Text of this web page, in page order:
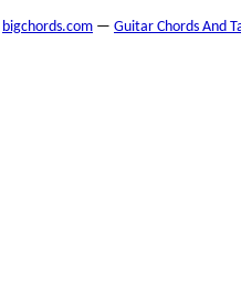
bigchords.com — Guitar Chords And